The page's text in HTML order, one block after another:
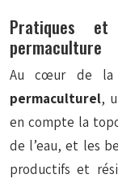
Pratiques
permaculture
Au cœur de la
permaculturel,
en compte la
de l’eau, et les
productifs et